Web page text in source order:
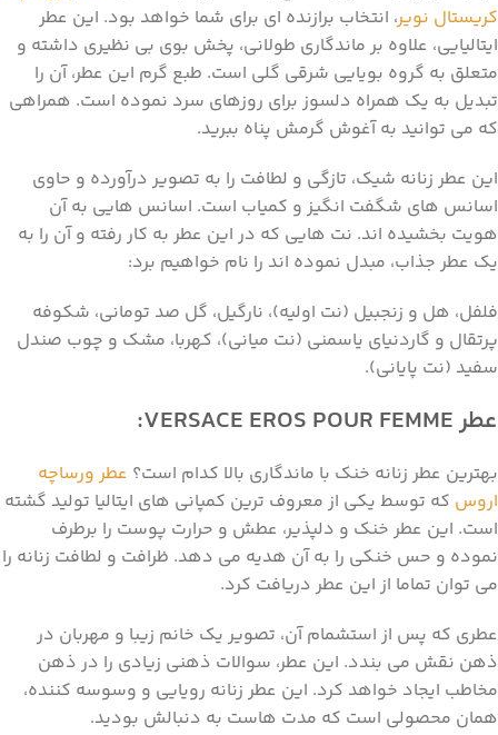
کریستال نویر، انتخاب برازنده ای برای شما خواهد بود. این عطر
ایتالیایی، علاوه بر ماندگاری طولانی، پخش بوی بی نظیری داشته و
متعلق به گروه بویایی شرقی گلی است. طبع گرم این عطر، آن را
تبدیل به یک همراه دلسوز برای روزهای سرد نموده است. همراهی
که می توانید به آغوش گرمش پناه ببرید.
این عطر زنانه شیک، تازگی و لطافت را به تصویر درآورده و حاوی
اسانس های شگفت انگیز و کمیاب است. اسانس هایی به آن
هویت بخشیده اند. نت هایی که در این عطر به کار رفته و آن را به
یک عطر جذاب، مبدل نموده اند را نام خواهیم برد:
فلفل، هل و زنجبیل (نت اولیه)، نارگیل، گل صد تومانی، شکوفه
پرتقال و گاردنیای یاسمنی (نت میانی)، کهربا، مشک و چوب صندل
سفید (نت پایانی).
عطرVERSACE EROS POUR FEMME
:
بهترین عطر زنانه خنک با ماندگاری بالا کدام است؟ عطر ورساچه
اروس که توسط یکی از معروف ترین کمپانی های ایتالیا تولید گشته
است. این عطر خنک و دلپذیر، عطش و حرارت پوست را برطرف
نموده و حس خنکی را به آن هدیه می دهد. ظرافت و لطافت زنانه را
می توان تماما از این عطر دریافت کرد.
عطری که پس از استشمام آن، تصویر یک خانم زیبا و مهربان در
ذهن نقش می بندد. این عطر، سوالات ذهنی زیادی را در ذهن
مخاطب ایجاد خواهد کرد. این عطر زنانه رویایی و وسوسه کننده،
همان محصولی است که مدت هاست به دنبالش بودید.